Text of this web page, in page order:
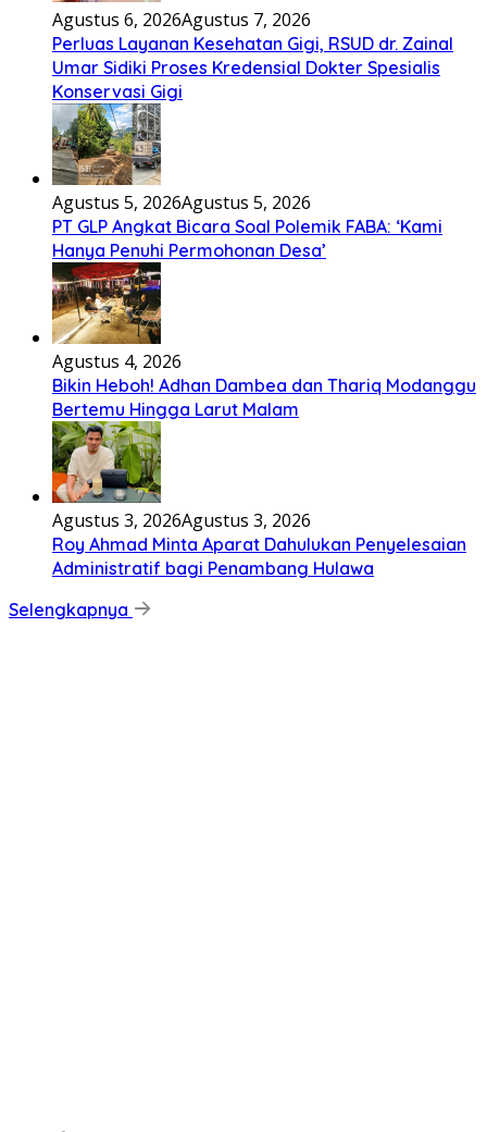
Agustus 6, 2026Agustus 7, 2026
Perluas Layanan Kesehatan Gigi, RSUD dr. Zainal
Umar Sidiki Proses Kredensial Dokter Spesialis
Konservasi Gigi
Agustus 5, 2026Agustus 5, 2026
PT GLP Angkat Bicara Soal Polemik FABA: ‘Kami
Hanya Penuhi Permohonan Desa’
Agustus 4, 2026
Bikin Heboh! Adhan Dambea dan Thariq Modanggu
Bertemu Hingga Larut Malam
Agustus 3, 2026Agustus 3, 2026
Roy Ahmad Minta Aparat Dahulukan Penyelesaian
Administratif bagi Penambang Hulawa
Selengkapnya